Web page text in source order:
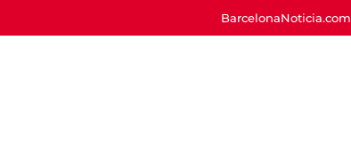
BarcelonaNoticia.com